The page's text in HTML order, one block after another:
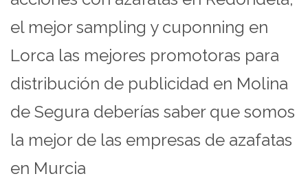
el mejor sampling y cuponning en
Lorca las mejores promotoras para
distribución de publicidad en Molina
de Segura deberías saber que somos
la mejor de las empresas de azafatas
en Murcia